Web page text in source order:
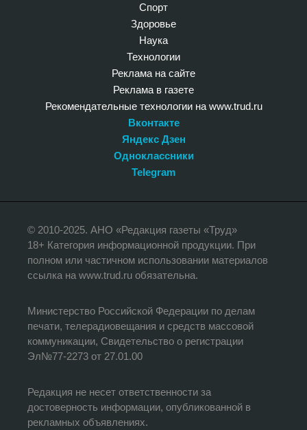
Спорт
Здоровье
Наука
Технологии
Реклама на сайте
Реклама в газете
Рекомендательные технологии на www.trud.ru
Вконтакте
Яндекс Дзен
Одноклассники
Telegram
© 2010-2025. АНО «Редакция газеты «Труд»
18+ Категория информационной продукции. При
полном или частичном использовании материалов
ссылка на www.trud.ru обязательна.
Министерство Российской Федерации по делам
печати, телерадиовещания и средств массовой
коммуникации, Свидетельство о регистрации
Эл№77-2273 от 27.01.00
Редакция не несет ответственности за
достоверность информации, опубликованной в
рекламных объявлениях.